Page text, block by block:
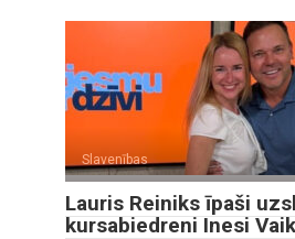
Slavenības
Lauris Reiniks īpaši
kursabiedreni Inesi